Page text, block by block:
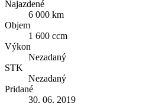
Najazdené
6 000 km
Objem
1 600 ccm
Výkon
Nezadaný
STK
Nezadaný
Pridané
30. 06. 2019